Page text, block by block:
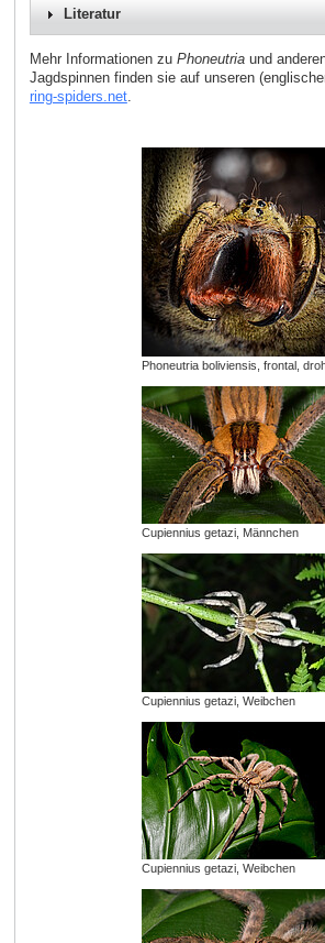
Literatur
Mehr Informationen zu Phoneutria und
Jagdspinnen finden sie auf unseren
ring-spiders.net.
Phoneutria boliviensis, frontal,
Cupiennius getazi, Männchen
Cupiennius getazi, Weibchen
Cupiennius getazi, Weibchen